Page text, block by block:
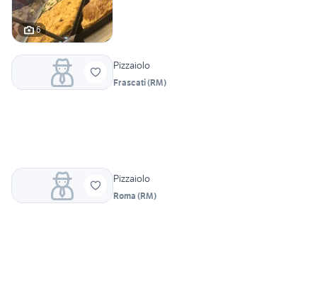
6
Pizzaiolo
Frascati(RM)
Pizzaiolo
Roma (RM)